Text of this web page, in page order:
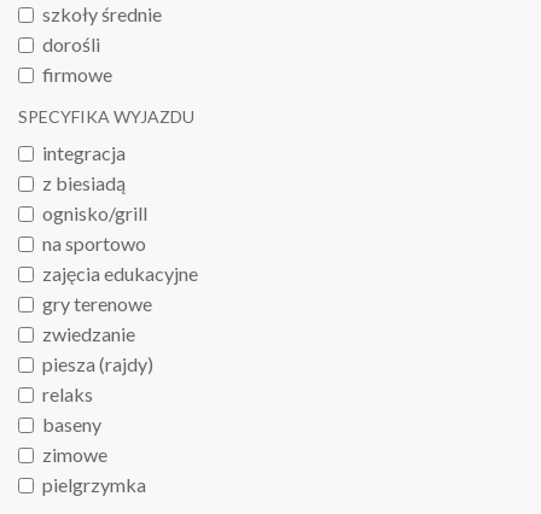
szkoły średnie
dorośli
firmowe
SPECYFIKA WYJAZDU
integracja
z biesiadą
ognisko/grill
na sportowo
zajęcia edukacyjne
gry terenowe
zwiedzanie
piesza (rajdy)
relaks
baseny
zimowe
pielgrzymka